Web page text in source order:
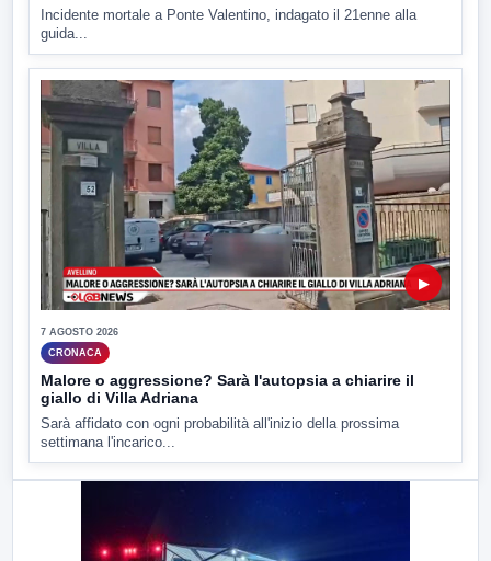
Incidente mortale a Ponte Valentino, indagato il 21enne alla
guida...
▶
7 AGOSTO 2026
CRONACA
Malore o aggressione? Sarà l'autopsia a chiarire il
giallo di Villa Adriana
Sarà affidato con ogni probabilità all'inizio della prossima
settimana l'incarico...